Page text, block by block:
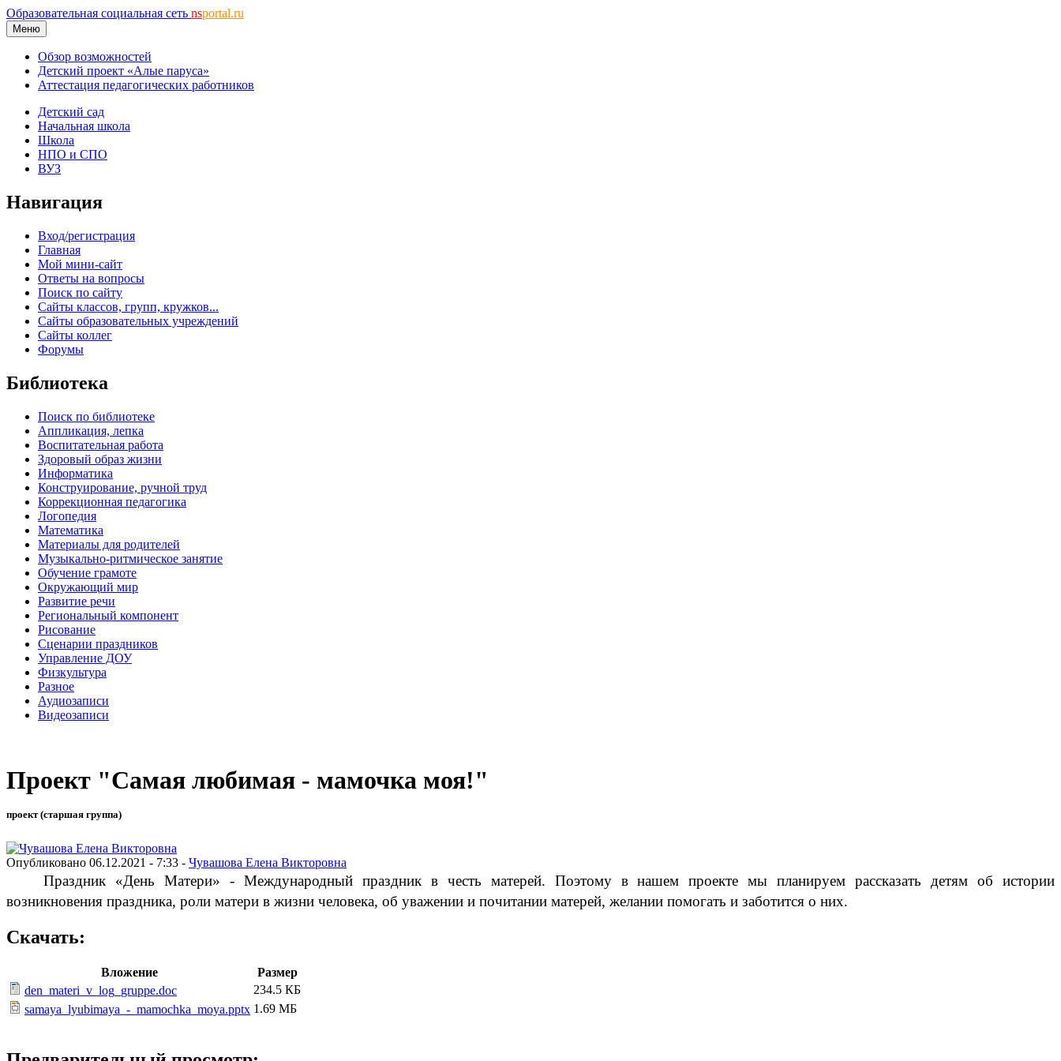
Образовательная социальная сеть nsportal.ru
Меню
Обзор возможностей
Детский проект «Алые паруса»
Аттестация педагогических работников
Детский сад
Начальная школа
Школа
НПО и СПО
ВУЗ
Навигация
Вход/регистрация
Главная
Мой мини-сайт
Ответы на вопросы
Поиск по сайту
Сайты классов, групп, кружков...
Сайты образовательных учреждений
Сайты коллег
Форумы
Библиотека
Поиск по библиотеке
Аппликация, лепка
Воспитательная работа
Здоровый образ жизни
Информатика
Конструирование, ручной труд
Коррекционная педагогика
Логопедия
Математика
Материалы для родителей
Музыкально-ритмическое занятие
Обучение грамоте
Окружающий мир
Развитие речи
Региональный компонент
Рисование
Сценарии праздников
Управление ДОУ
Физкультура
Разное
Аудиозаписи
Видеозаписи
Проект "Самая любимая - мамочка моя!"
проект (старшая группа)
Опубликовано 06.12.2021 - 7:33 - Чувашова Елена Викторовна
Праздник «День Матери» - Международный праздник в честь матерей. Поэтому в нашем проекте мы планируем рассказать детям об истории
возникновения праздника, роли матери в жизни человека, об уважении и почитании матерей, желании помогать и заботится о них.
Скачать:
Вложение
Размер
den_materi_v_log_gruppe.doc
234.5 КБ
samaya_lyubimaya_-_mamochka_moya.pptx 1.69 МБ